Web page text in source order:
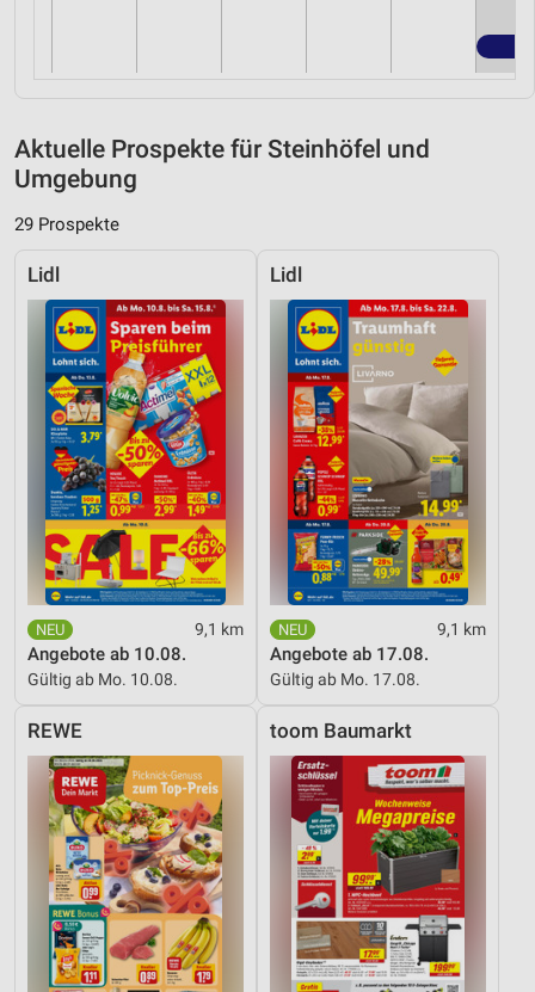
Aktuelle Prospekte für Steinhöfel und
Umgebung
29 Prospekte
Lidl
9,1 km
Angebote ab 10.08.
Gültig ab Mo. 10.08.
Lidl
9,1 km
Angebote ab 17.08.
Gültig ab Mo. 17.08.
REWE toom Baumarkt